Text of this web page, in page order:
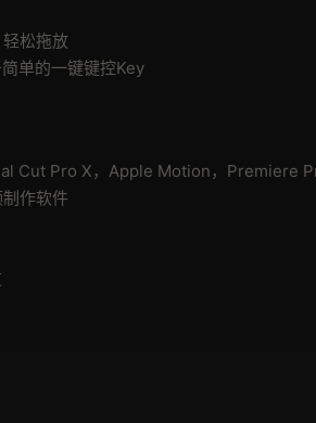
松拖放
单的一键键控Key
Cut Pro X，Apple Motion，Premiere
作软件